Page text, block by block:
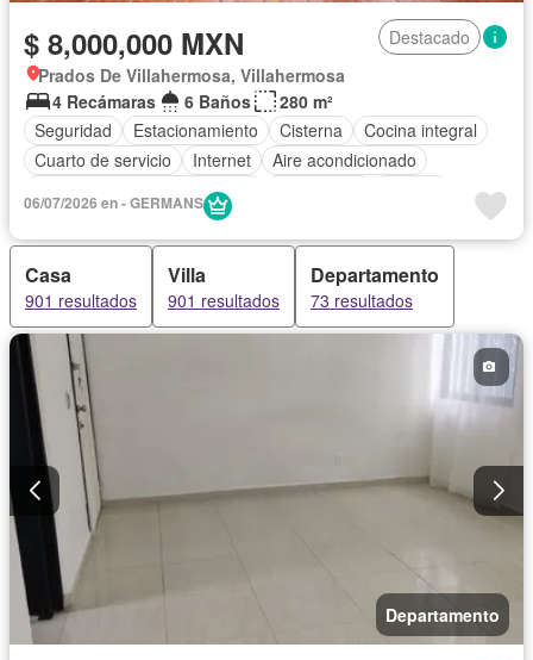
$ 8,000,000 MXN
Destacado
Prados De Villahermosa, Villahermosa
4 Recámaras
6 Baños
280 m²
Seguridad
Estacionamiento Cisterna
Cocina integral
Cuarto de servicio
Internet
Aire acondicionado
Circuito cerrado de televisión
Cuarto de Limpieza
Gas natural
Asador Despacho
Vista panorámica
Recámara con closet
06/07/2026 en - GERMANS
Casa
901 resultados
Villa
901 resultados
Departamento
73 resultados
Departamento